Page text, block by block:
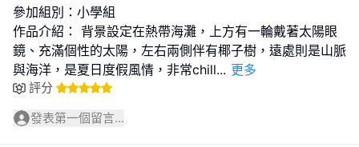
參加組別：小學組
作品介紹： 背景設定在熱帶海灘，上方有一輪戴著太陽眼
鏡、充滿個性的太陽，左右兩側伴有椰子樹，遠處則是山脈
與海洋，是夏日度假風情，非常chill... 更多
評分
發表第一個留言...